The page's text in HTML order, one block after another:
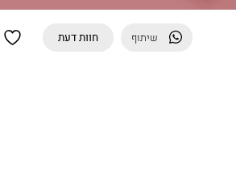
שיתוף חוות דעת